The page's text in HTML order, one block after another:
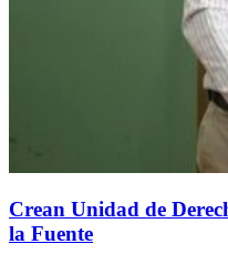
Crean Unidad de
la Fuente